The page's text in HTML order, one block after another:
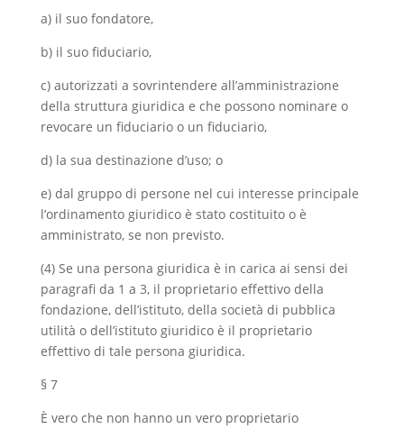
a) il suo fondatore,
b) il suo fiduciario,
c) autorizzati a sovrintendere all’amministrazione
della struttura giuridica e che possono nominare o
revocare un fiduciario o un fiduciario,
d) la sua destinazione d’uso; o
e) dal gruppo di persone nel cui interesse principale
l’ordinamento giuridico è stato costituito o è
amministrato, se non previsto.
(4) Se una persona giuridica è in carica ai sensi dei
paragrafi da 1 a 3, il proprietario effettivo della
fondazione, dell’istituto, della società di pubblica
utilità o dell’istituto giuridico è il proprietario
effettivo di tale persona giuridica.
§ 7
È vero che non hanno un vero proprietario